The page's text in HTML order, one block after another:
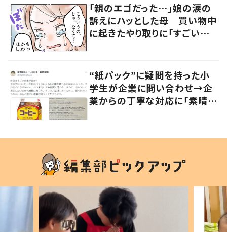
「親のエゴだった…」娘の涙の
訴えにハッとした母 買い物中
に起きたやり取りに「すごい分
“紙パック”に疑問を持った小
学生が企業に問い合わせ→企
業からの丁寧な対応に「素晴ら